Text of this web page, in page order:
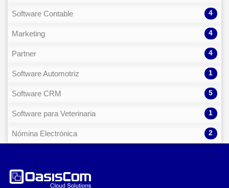
Software Contable 4
Marketing 4
Partner 4
Software Automotriz 1
Software CRM 5
Software para Veterinaria 1
Nómina Electrónica 2